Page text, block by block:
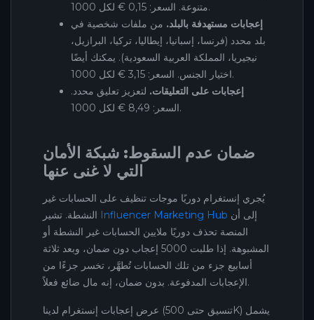
متنوعة. السعر: 0,15 € لكل 1000.
إعجابات مستهدفة بالبلد. من ملفات شخصية في
بلد محدد (فرنسا، إسبانيا، إيطاليا، تركيا، البرازيل،
نيجيريا، المملكة العربية السعودية). يمكنك أيضًا
اختيار الجنس. السعر: 3,15 € لكل 1000.
إعجابات على التعليقات. لتعزيز تعليق محدد.
السعر: 8,49 € لكل 1000.
ضمان عدم السقوط: شبكة الأمان
التي لا غنى عنها
يُجري إنستغرام دوريًا موجات تنظيف على الحسابات غير
Influencer Marketing Hub
المنصة تحذف دوريًا ملايين الحسابات غير النشطة أو
المشبوهة. إذا طلبت 5000 إعجاب دون ضمان، وبعد ثلاثة
أسابيع جزء من تلك الحسابات تُطهَّر، تخسر جزءًا من
الإعجابات المدفوعة. بدون ضمان، إنه مال ضائع فعلاً.
عرض إعجابات إنستغرام لدينا (تنسيق حتى 500K) يشمل